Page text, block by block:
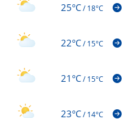
25°C/18°C
22°C/15°C
21°C/15°C
23°C/14°C